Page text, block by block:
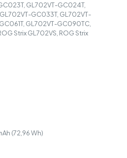
GL702VT-GC024T,
GC033T, GL702VT-
GL702VT-GC090TC,
Strix GL702VS, ROG Strix
(72,96 Wh)